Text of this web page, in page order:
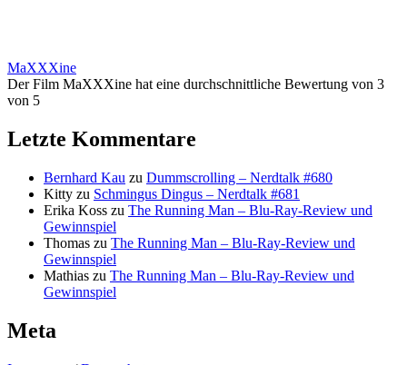
MaXXXine
Der Film MaXXXine hat eine durchschnittliche Bewertung von 3
von 5
Letzte Kommentare
Bernhard Kau zu Dummscrolling – Nerdtalk #680
Kitty zu Schmingus Dingus – Nerdtalk #681
Erika Koss zu The Running Man – Blu-Ray-Review und
Gewinnspiel
Thomas zu The Running Man – Blu-Ray-Review und
Gewinnspiel
Mathias zu The Running Man – Blu-Ray-Review und
Gewinnspiel
Meta